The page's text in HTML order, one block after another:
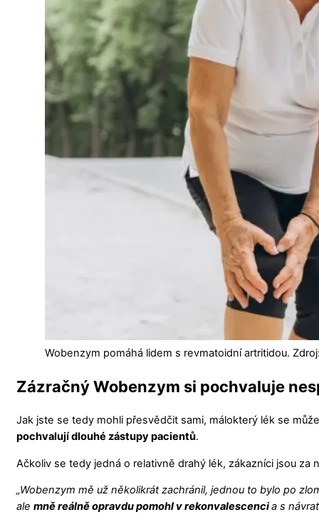
Wobenzym pomáhá lidem s revmatoidní artritidou.
Zázračný Wobenzym si pochvaluje
Jak jste se tedy mohli přesvědčit sami, málokterý lék se
pochvalují dlouhé zástupy pacientů.
Ačkoliv se tedy jedná o relativně drahý lék, zákazníci jsou za
„Wobenzym mě už několikrát zachránil, jednou to bylo po
ale mně reálně opravdu pomohl v rekonvalescencia s